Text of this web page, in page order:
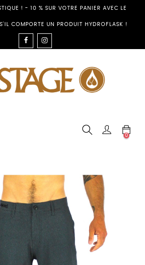
! - 10 % SUR VOTRE PANIER AVEC LE
COMPORTE UN PRODUIT HYDROFLASK !
FACEBOOK
0